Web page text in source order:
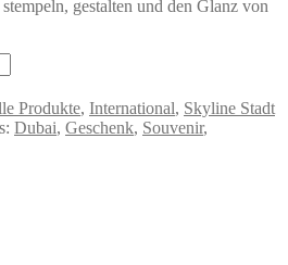
gestalten und den Glanz von
Produkte, International, Skyline Stadt
Dubai, Geschenk, Souvenir,